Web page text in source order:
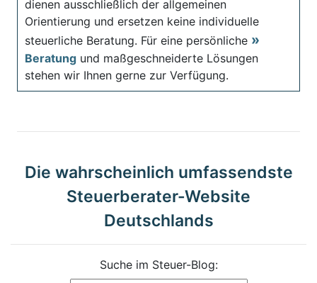
dienen ausschließlich der allgemeinen
Orientierung und ersetzen keine individuelle
steuerliche Beratung. Für eine persönliche
Beratung und maßgeschneiderte Lösungen
stehen wir Ihnen gerne zur Verfügung.
Die wahrscheinlich umfassendste
Steuerberater-Website
Deutschlands
Suche im Steuer-Blog: